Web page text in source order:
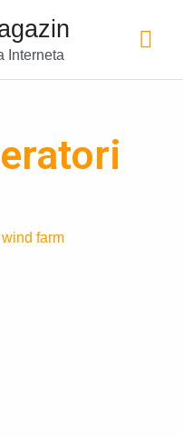
Interneta